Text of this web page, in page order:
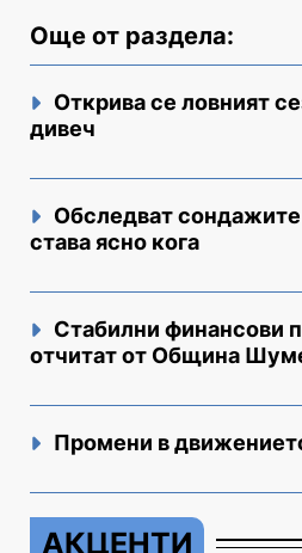
Още от раздела:
Открива се ловният
дивеч
Обследват сондажите
става ясно кога
Стабилни финансови
отчитат от Община
Промени в
АКЦЕНТИ